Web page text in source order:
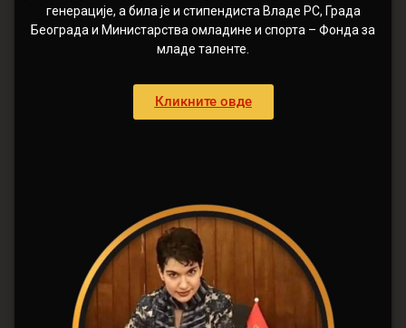
генерације, а била је и стипендиста Владе РС, Града
Београда и Министарства омладине и спорта – Фонда за
младе таленте.
Кликните овде